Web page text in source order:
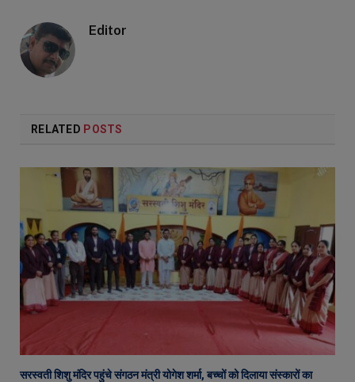
Editor
RELATED POSTS
सरस्वती शिशु मंदिर पहुंचे संगठन मंत्री योगेश शर्मा, बच्चों को दिलाया संस्कारों का